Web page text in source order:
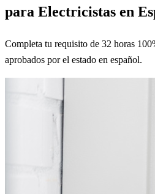
para Electricistas en
Completa tu requisito de 32 horas
aprobados por el estado en español.